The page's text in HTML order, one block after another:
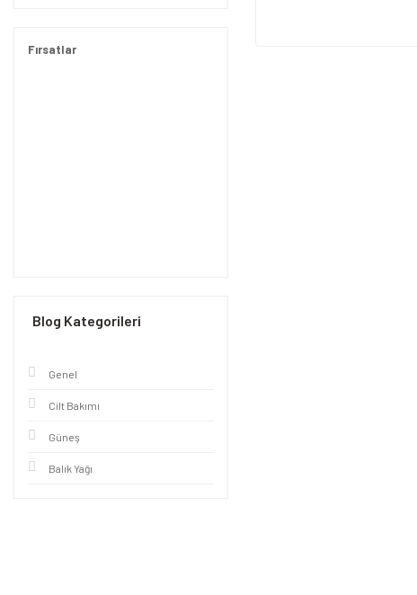
Fırsatlar
Blog Kategorileri
Genel
Cilt Bakımı
Güneş
Balık Yağı